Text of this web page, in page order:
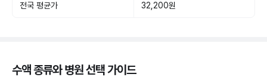
전국 평균가 32,200원
수액 종류와 병원 선택 가이드